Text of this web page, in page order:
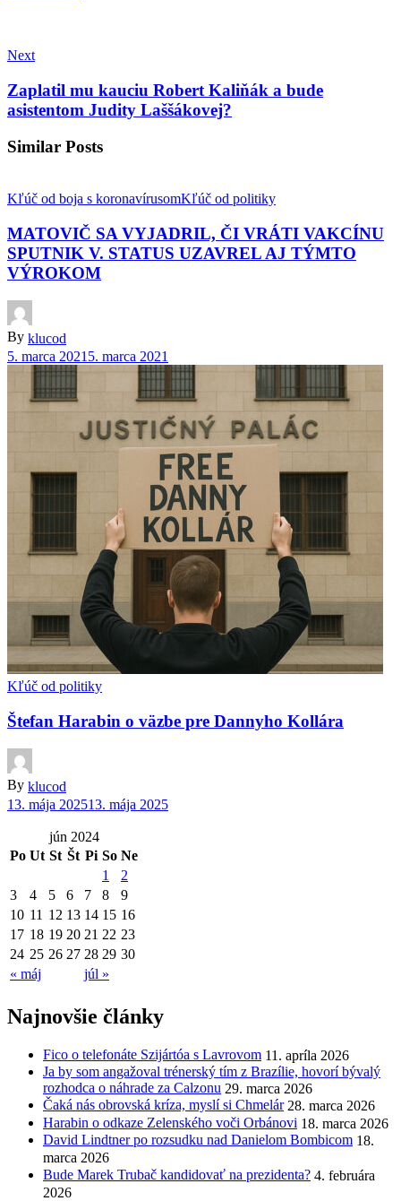
Next
Zaplatil mu kauciu Robert Kaliňák a bude
asistentom Judity Laššákovej?
Similar Posts
Kľúč od boja s koronavírusomKľúč od politiky
MATOVIČ SA VYJADRIL, ČI VRÁTI VAKCÍNU
SPUTNIK V. STATUS UZAVREL AJ TÝMTO
VÝROKOM
By klucod
5. marca 2021 5. marca 2021
Kľúč od politiky
Štefan Harabin o väzbe pre Dannyho Kollára
By klucod
13. mája 202513. mája 2025
jún 2024
Po Ut St Št Pi So Ne
« máj júl »
1
2
3
4 5 6 7 8
9
10 11 12 13 14 15 16
17 18 19 20 21 22 23
24 25 26 27 28 29 30
Najnovšie články
Fico o telefonáte Szijártóa s Lavrovom 11. apríla 2026
Ja by som angažoval trénerský tím z Brazílie, hovorí bývalý
rozhodca o náhrade za Calzonu 29. marca 2026
Čaká nás obrovská kríza, myslí si Chmelár 28. marca 2026
Harabin o odkaze Zelenského voči Orbánovi 18. marca 2026
David Lindtner po rozsudku nad Danielom Bombicom 18.
marca 2026
Bude Marek Trubač kandidovať na prezidenta? 4. februára
2026